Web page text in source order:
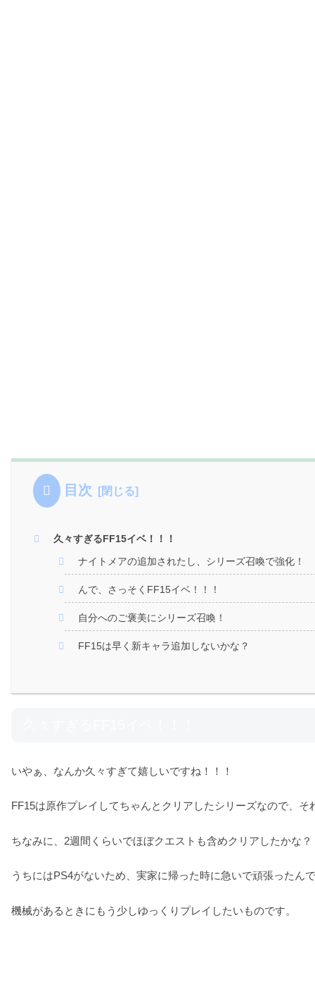
目次
久々すぎるFF15イベ！！！
ナイトメアの追加されたし、シリーズ召喚で強化！
んで、さっそくFF15イベ！！！
自分へのご褒美にシリーズ召喚！
FF15は早く新キャラ追加しないかな？
いやぁ、なんか久々すぎて嬉しいですね！！！
FF15は原作プレイしてちゃんとクリアしたシリーズなので、そ
ちなみに、2週間くらいでほぼクエストも含めクリアしたかな？
うちにはPS4がないため、実家に帰った時に急いで頑張ったん
機械があるときにもう少しゆっくりプレイしたいものです。